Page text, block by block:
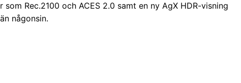
Rec.2100 och ACES 2.0 samt en ny AgX HDR-visning
någonsin.